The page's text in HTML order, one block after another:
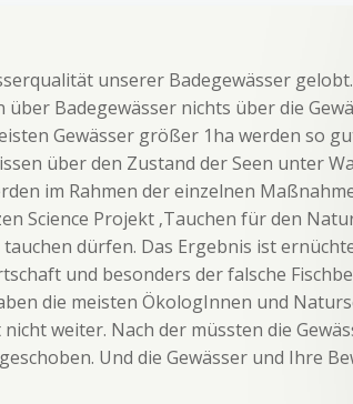
unserer Badegewässer
Badegewässer nichts über die
Gewässer größer 1ha werden so
über den Zustand der Seen unter
im Rahmen der einzelnen
Science Projekt ‚Tauchen für den
dürfen. Das Ergebnis ist
und besonders der falsche
die meisten ÖkologInnen und
weiter. Nach der müssten die
Und die Gewässer und Ihre